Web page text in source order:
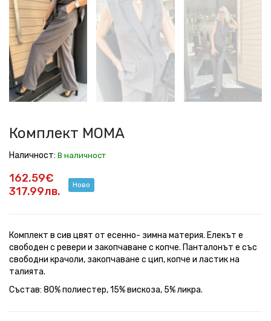
MOMA
MOMA
MOMA
MOMA
MOMA
MOMA
MOMA
Комплект MOMA
Наличност: В наличност
162.59€
317.99лв.
Ново
Комплект в сив цвят от есенно- зимна материя. Елекът е
свободен с ревери и закопчаване с копче. Панталонът е със
свободни крачоли, закопчаване с цип, копче и ластик на
талията.
Състав: 80% полиестер, 15% вискоза, 5% ликра.